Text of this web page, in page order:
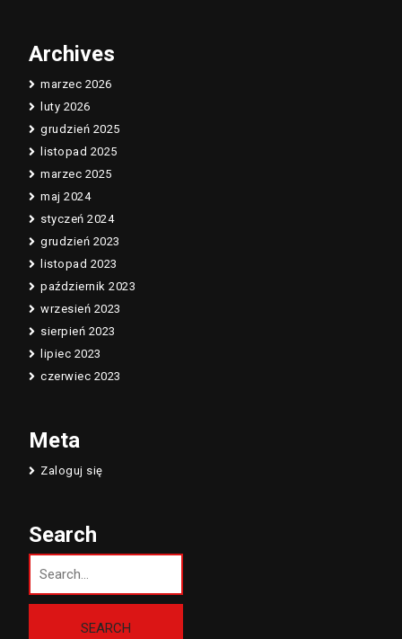
Archives
marzec 2026
luty 2026
grudzień 2025
listopad 2025
marzec 2025
maj 2024
styczeń 2024
grudzień 2023
listopad 2023
październik 2023
wrzesień 2023
sierpień 2023
lipiec 2023
czerwiec 2023
Meta
Zaloguj się
Search